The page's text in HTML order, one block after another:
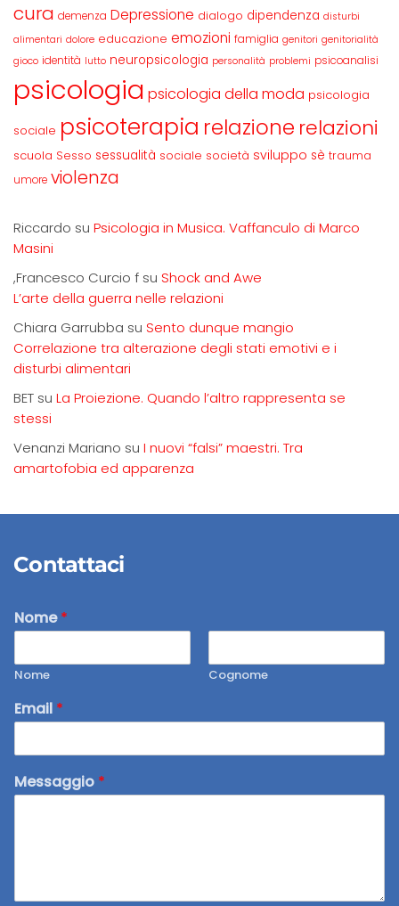
cura demenza Depressione dialogo dipendenza disturbi
alimentari dolore educazione emozioni famiglia genitori genitorialità
gioco identità lutto neuropsicologia personalità problemi psicoanalisi
psicologia psicologia della moda psicologia
sociale psicoterapia relazione relazioni
scuola Sesso sessualità sociale società sviluppo sè trauma
umore violenza
Riccardo su Psicologia in Musica. Vaffanculo di Marco
Masini
,Francesco Curcio f su Shock and Awe
L’arte della guerra nelle relazioni
Chiara Garrubba su Sento dunque mangio
Correlazione tra alterazione degli stati emotivi e i
disturbi alimentari
BET su La Proiezione. Quando l’altro rappresenta se
stessi
Venanzi Mariano su I nuovi “falsi” maestri. Tra
amartofobia ed apparenza
Contattaci
Nome*
Nome Cognome
Email *
Messaggio *